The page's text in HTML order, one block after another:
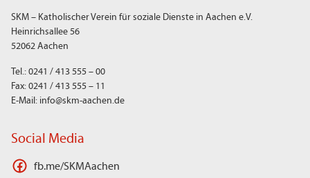
SKM – Katholischer Verein für soziale Dienste in Aachen e.V.
Heinrichsallee 56
52062 Aachen
Tel.: 0241 / 413 555 – 00
Fax: 0241 / 413 555 – 11
E-Mail: info@skm-aachen.de
Social Media
fb.me/SKMAachen